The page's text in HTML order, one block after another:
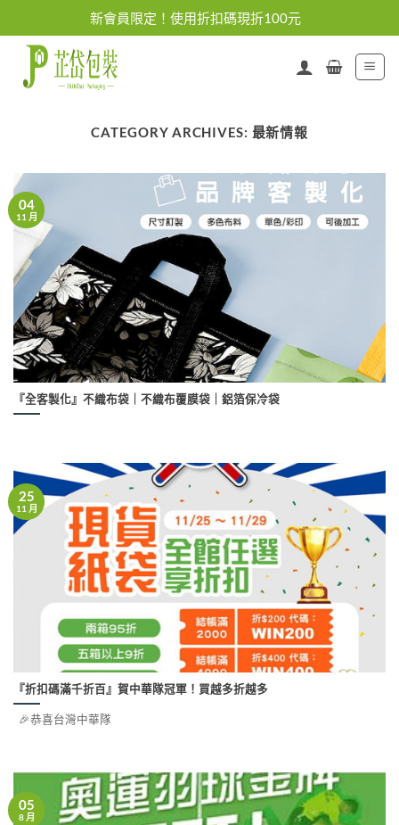
content
新會員限定！使用折扣碼現折100元
CATEGORY ARCHIVES: 最新情報
『全客製化』不織布袋｜不織布覆膜袋｜鋁箔保冷袋
04
11 月
『折扣碼滿千折百』賀中華隊冠軍！買越多折越多
🎉恭喜台灣中華隊
25
11 月
05
8 月